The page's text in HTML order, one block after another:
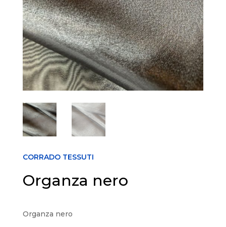
CORRADO TESSUTI
Organza nero
Organza nero